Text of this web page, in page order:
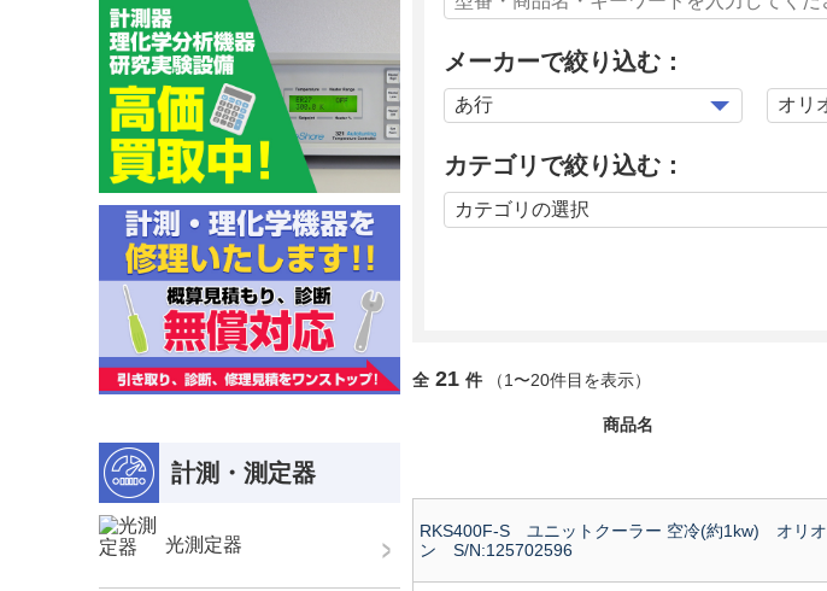
メーカーで絞り込む：
カテゴリで絞り込む：
全 21 件 （1〜20件目を表示）
商品名
RKS400F-S ユニットクーラー 空冷(約1kw) オリオ
ン S/N:125702596
計測・測定器
光測定器